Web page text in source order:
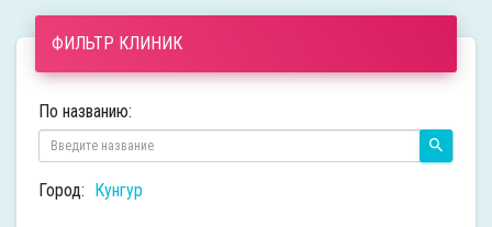
ФИЛЬТР КЛИНИК
По названию:
Город: Кунгур